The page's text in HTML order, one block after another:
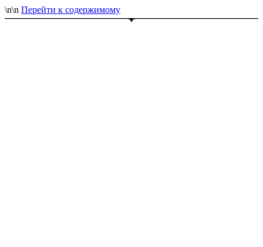
\n\n Перейти к содержимому